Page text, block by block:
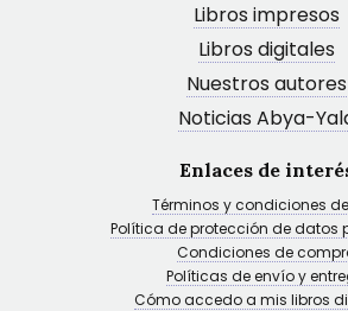
Libros impresos
Libros digitales
Nuestros autores
Noticias Abya-
Enlaces de
Términos y condiciones
Política de protección de datos
Condiciones de
Políticas de envío y
Cómo accedo a mis libros